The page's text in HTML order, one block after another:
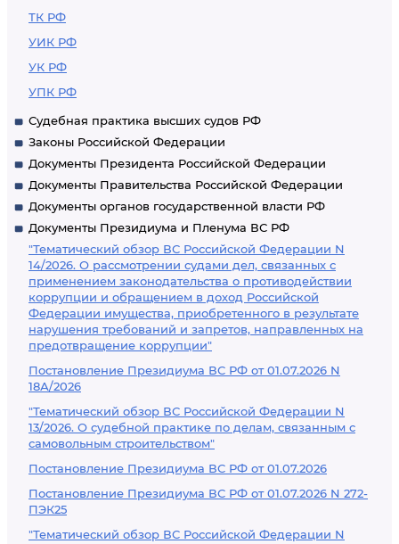
ТК РФ
УИК РФ
УК РФ
УПК РФ
Судебная практика высших судов РФ
Законы Российской Федерации
Документы Президента Российской Федерации
Документы Правительства Российской Федерации
Документы органов государственной власти РФ
Документы Президиума и Пленума ВС РФ
"Тематический обзор ВС Российской Федерации N
14/2026. О рассмотрении судами дел, связанных с
применением законодательства о противодействии
коррупции и обращением в доход Российской
Федерации имущества, приобретенного в результате
нарушения требований и запретов, направленных на
предотвращение коррупции"
Постановление Президиума ВС РФ от 01.07.2026 N
18А/2026
"Тематический обзор ВС Российской Федерации N
13/2026. О судебной практике по делам, связанным с
самовольным строительством"
Постановление Президиума ВС РФ от 01.07.2026
Постановление Президиума ВС РФ от 01.07.2026 N 272-
ПЭК25
"Тематический обзор ВС Российской Федерации N